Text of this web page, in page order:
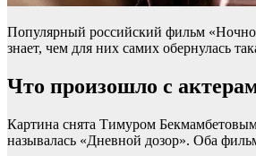
Популярный российский фильм
знает, чем для них самих обернулась
Что произошло с
Картина снята Тимуром Бекмамбетовым
называлась «Дневной дозор». Оба